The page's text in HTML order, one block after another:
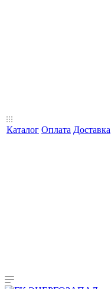
Каталог Оплата Доставка